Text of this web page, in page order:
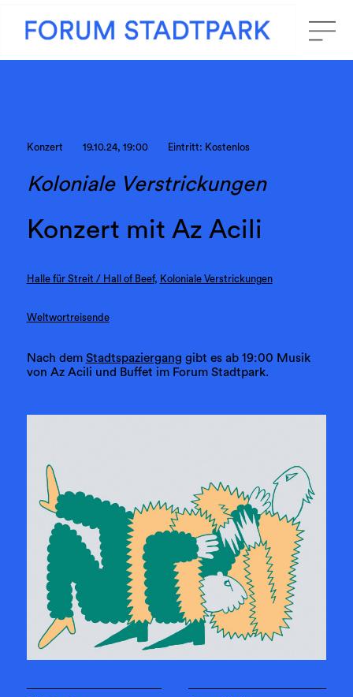
Konzert 19.10.24, 19:00 Eintritt: Kostenlos
Koloniale Verstrickungen
Konzert mit Az Acili
Halle für Streit / Hall of Beef, Koloniale Verstrickungen
Weltwortreisende
Nach dem Stadtspaziergang gibt es ab 19:00 Musik
von Az Acili und Buffet im Forum Stadtpark.